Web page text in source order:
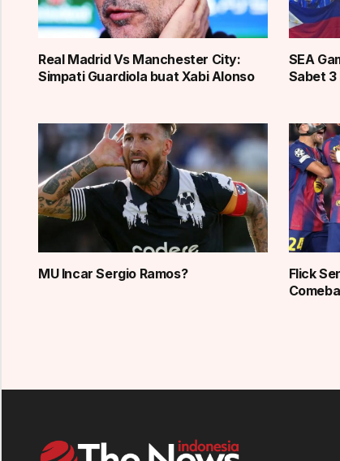
Real Madrid Vs Manchester City:
Simpati Guardiola buat Xabi Alonso
SEA
Sabet 3
MU Incar Sergio Ramos?
Flick